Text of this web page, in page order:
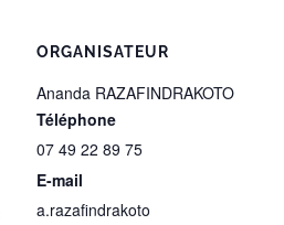
ORGANISATEUR
Ananda RAZAFINDRAKOTO
Téléphone
07 49 22 89 75
E-mail
a.razafindrakoto